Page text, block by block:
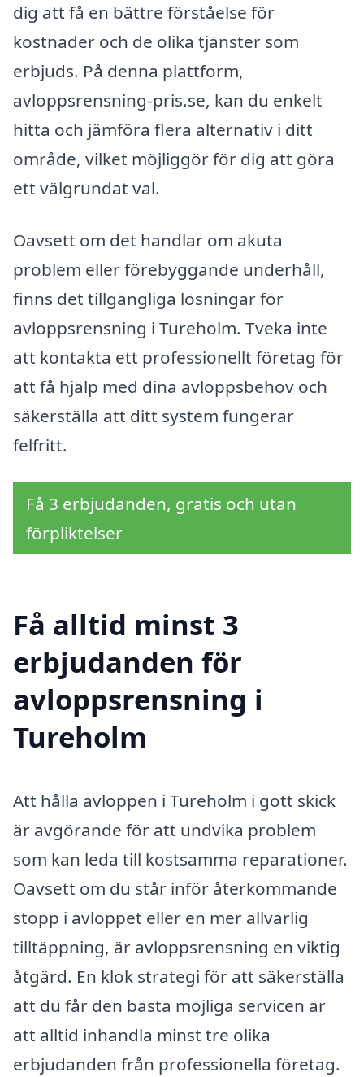
dig att få en bättre förståelse för
kostnader och de olika tjänster som
erbjuds. På denna plattform,
avloppsrensning-pris.se, kan du enkelt
hitta och jämföra flera alternativ i ditt
område, vilket möjliggör för dig att göra
ett välgrundat val.
Oavsett om det handlar om akuta
problem eller förebyggande underhåll,
finns det tillgängliga lösningar för
avloppsrensning i Tureholm. Tveka inte
att kontakta ett professionellt företag för
att få hjälp med dina avloppsbehov och
säkerställa att ditt system fungerar
felfritt.
Få 3 erbjudanden, gratis och utan
förpliktelser
Få alltid minst 3
erbjudanden för
avloppsrensning i
Tureholm
Att hålla avloppen i Tureholm i gott skick
är avgörande för att undvika problem
som kan leda till kostsamma reparationer.
Oavsett om du står inför återkommande
stopp i avloppet eller en mer allvarlig
tilltäppning, är avloppsrensning en viktig
åtgärd. En klok strategi för att säkerställa
att du får den bästa möjliga servicen är
att alltid inhandla minst tre olika
erbjudanden från professionella företag.